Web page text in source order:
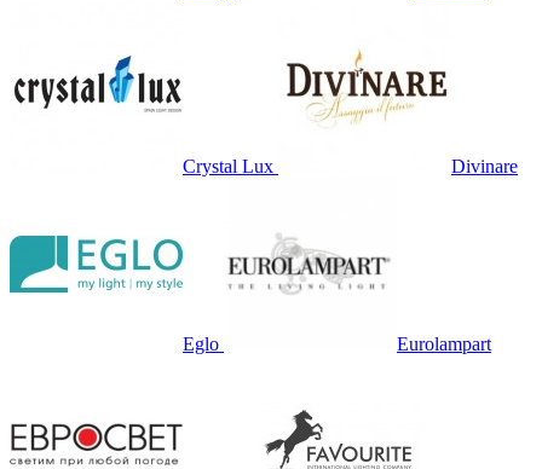
Crystal Lux Divinare
Eglo Eurolampart